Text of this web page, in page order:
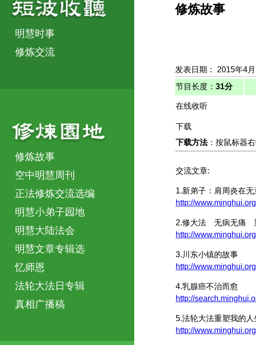
明慧时事
修炼交流
修炼故事
空中明慧周刊
正法修炼交流选编
明慧小弟子园地
明慧大陆法会
明慧文章专辑选
忆师恩
法轮大法日专辑
真相广播稿
修炼故事
发表日期： 2015年4月
节目长度： 31分
在线收听
下载
下载方法：按鼠标器
交流文章:
1.新弟子：肩周炎在无
http://
2.修大法 无病无痛
http://
3.川东小镇的故事
http://
4.乳腺癌不治而愈
http://
5.法轮大法重塑我的人
http://